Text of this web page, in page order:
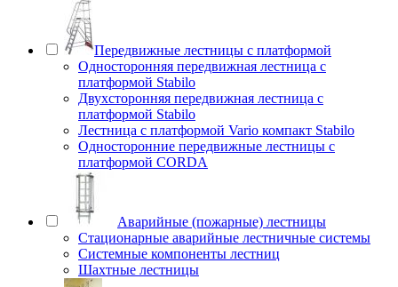
Передвижные лестницы с платформой
Односторонняя передвижная лестница с
платформой Stabilo
Двухсторонняя передвижная лестница с
платформой Stabilo
Лестница с платформой Vario компакт Stabilo
Односторонние передвижные лестницы с
платформой CORDA
Аварийные (пожарные) лестницы
Стационарные аварийные лестничные системы
Системные компоненты лестниц
Шахтные лестницы